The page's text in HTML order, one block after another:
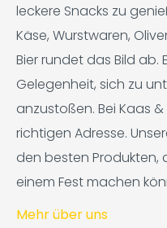
leckere Snacks zu
Käse, Wurstwaren,
Bier rundet das Bild ab.
Gelegenheit, sich zu
anzustoßen. Bei Kaas
richtigen Adresse.
den besten Produkten,
einem Fest machen
Mehr über uns